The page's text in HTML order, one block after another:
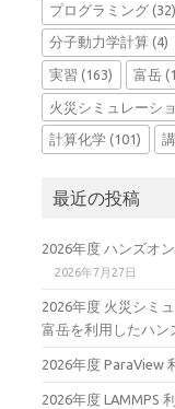
プログラミング (32)
分子動力学計算 (4)
実習 (163) 富岳
火災シミュレーシ
計算化学 (101)
最近の投稿
2026年度 ハンズオ
2026年7月27日
2026年度 火災シミ
富岳を利用したハン
2026年度 ParaView
2026年度 LAMMPS